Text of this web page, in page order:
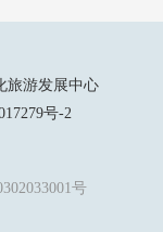
旅游发展中心
号-2
号